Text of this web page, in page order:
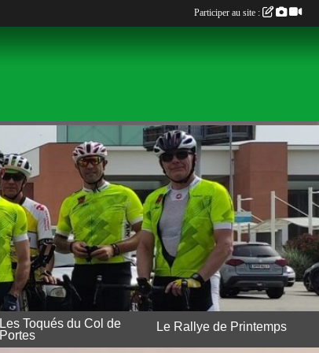
Les Toqués du Col de
Portes
Le Rallye de Printemps
Participer au site :